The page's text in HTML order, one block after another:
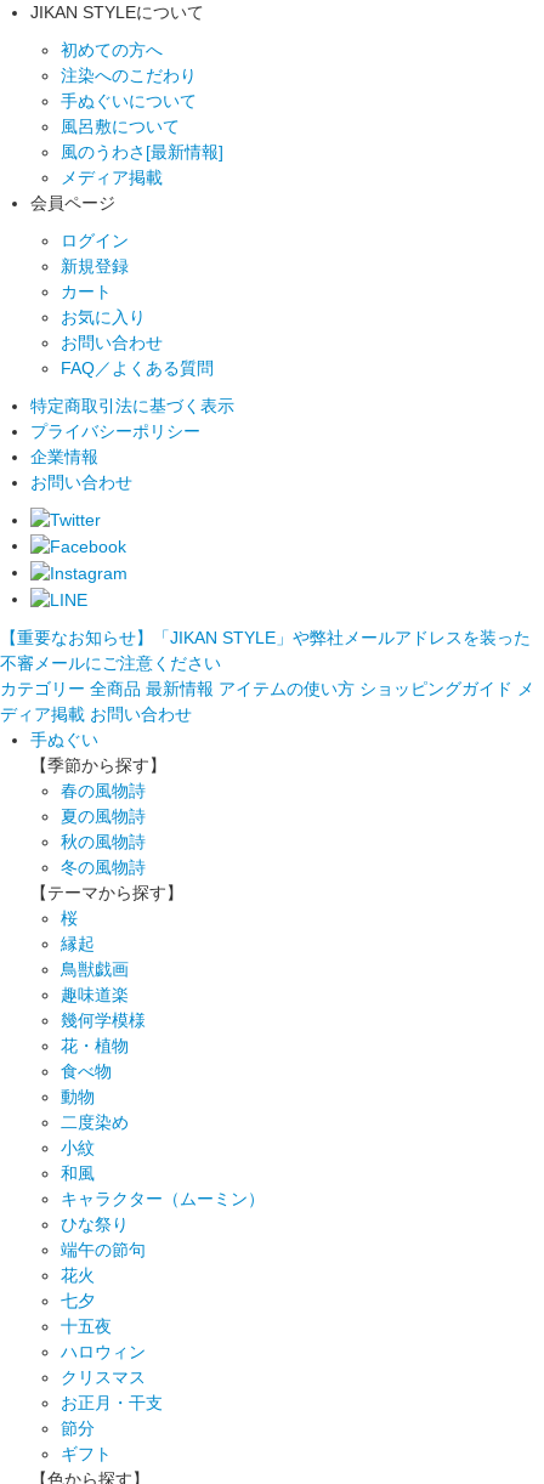
JIKAN STYLEについて
初めての方へ
注染へのこだわり
手ぬぐいについて
風呂敷について
風のうわさ[最新情報]
メディア掲載
会員ページ
ログイン
新規登録
カート
お気に入り
お問い合わせ
FAQ／よくある質問
特定商取引法に基づく表示
プライバシーポリシー
企業情報
お問い合わせ
【重要なお知らせ】「JIKAN STYLE」や弊社メールアドレスを装った
不審メールにご注意ください
カテゴリー 全商品 最新情報 アイテムの使い方 ショッピングガイド
メ
ディア掲載 お問い合わせ
手ぬぐい
【季節から探す】
春の風物詩
夏の風物詩
秋の風物詩
冬の風物詩
【テーマから探す】
桜
縁起
鳥獣戯画
趣味道楽
幾何学模様
花・植物
食べ物
動物
二度染め
小紋
和風
キャラクター（ムーミン）
ひな祭り
端午の節句
花火
七夕
十五夜
ハロウィン
クリスマス
お正月・干支
節分
ギフト
【色から探す】